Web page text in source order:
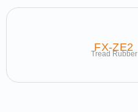
FX-ZE2
Tread Rubber